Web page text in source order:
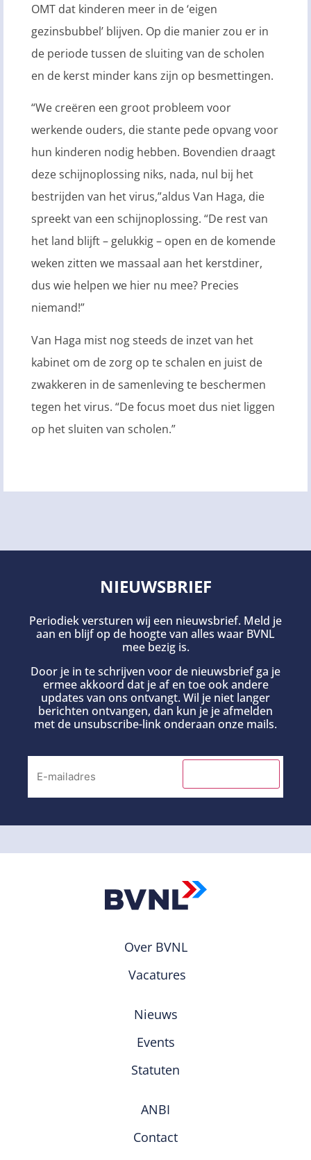
OMT dat kinderen meer in de ‘eigen
gezinsbubbel’ blijven. Op die manier zou er in
de periode tussen de sluiting van de scholen
en de kerst minder kans zijn op besmettingen.
“We creëren een groot probleem voor
werkende ouders, die stante pede opvang voor
hun kinderen nodig hebben. Bovendien draagt
deze schijnoplossing niks, nada, nul bij het
bestrijden van het virus,”aldus Van Haga, die
spreekt van een schijnoplossing. “De rest van
het land blijft – gelukkig – open en de komende
weken zitten we massaal aan het kerstdiner,
dus wie helpen we hier nu mee? Precies
niemand!”
Van Haga mist nog steeds de inzet van het
kabinet om de zorg op te schalen en juist de
zwakkeren in de samenleving te beschermen
tegen het virus. “De focus moet dus niet liggen
op het sluiten van scholen.”
NIEUWSBRIEF
Periodiek versturen wij een nieuwsbrief. Meld je
aan en blijf op de hoogte van alles waar BVNL
mee bezig is.
Door je in te schrijven voor de nieuwsbrief ga je
ermee akkoord dat je af en toe ook andere
updates van ons ontvangt. Wil je niet langer
berichten ontvangen, dan kun je je afmelden
met de unsubscribe-link onderaan onze mails.
Over BVNL
Vacatures
Nieuws
Events
Statuten
ANBI
Contact